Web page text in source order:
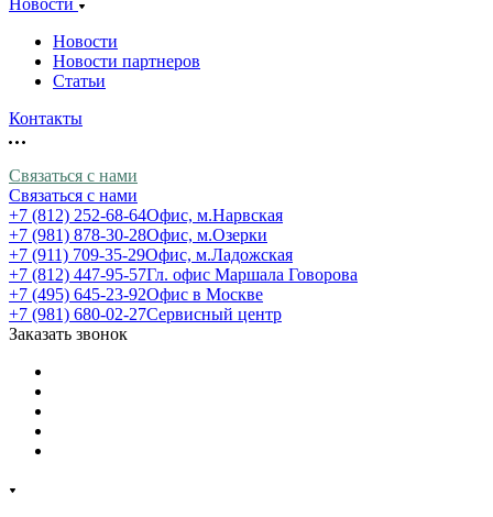
Новости
Новости
Новости партнеров
Статьи
Контакты
Связаться с нами
Связаться с нами
+7 (812) 252-68-64Офис, м.Нарвская
+7 (981) 878-30-28Офис, м.Озерки
+7 (911) 709-35-29Офис, м.Ладожская
+7 (812) 447-95-57Гл. офис Маршала Говорова
+7 (495) 645-23-92Офис в Москве
+7 (981) 680-02-27Сервисный центр
Заказать звонок